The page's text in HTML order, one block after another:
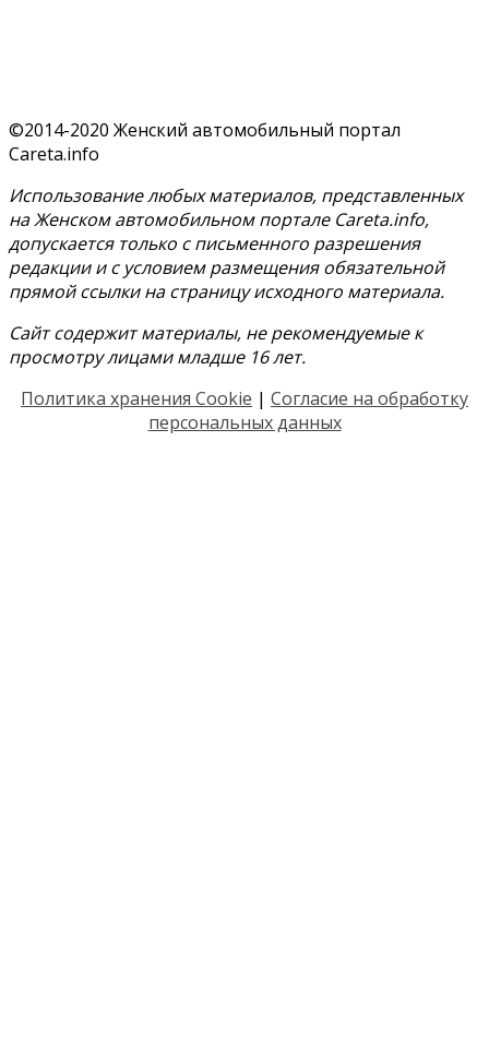
©2014-2020 Женский автомобильный портал
Careta.info
Использование любых материалов, представленных
на Женском автомобильном портале Careta.info,
допускается только с письменного разрешения
редакции и с условием размещения обязательной
прямой ссылки на страницу исходного материала.
Сайт содержит материалы, не рекомендуемые к
просмотру лицами младше 16 лет.
Политика хранения Cookie | Согласие на обработку
персональных данных